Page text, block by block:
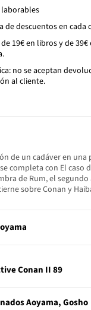
laborables
de descuentos en cada
19€ en libros y de
no se aceptan
al cliente.
de un cadáver en una
completa con El caso
de Rum, el
sobre Conan y
Conan II 89
Aoyama, Gosho